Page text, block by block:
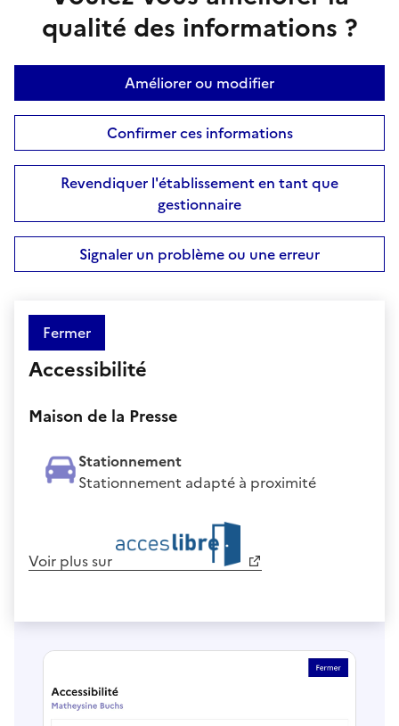
qualité des informations ?
Améliorer ou modifier
Confirmer ces informations
Revendiquer l'établissement en tant que
gestionnaire
Signaler un problème ou une erreur
Fermer
Accessibilité
Maison de la Presse
Stationnement
Stationnement adapté à proximité
Voir plus sur